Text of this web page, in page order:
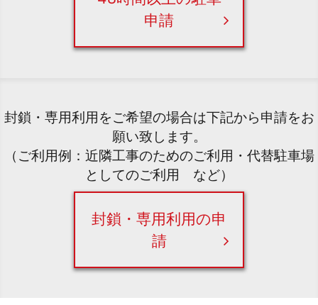
申請
封鎖・専用利用をご希望の場合は下記から申請をお
願い致します。
（ご利用例：近隣工事のためのご利用・代替駐車場
としてのご利用 など）
封鎖・専用利用の申
請